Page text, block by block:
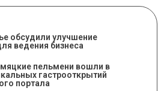
обсудили улучшение
ведения бизнеса
пельмени вошли в
гастрооткрытий
портала